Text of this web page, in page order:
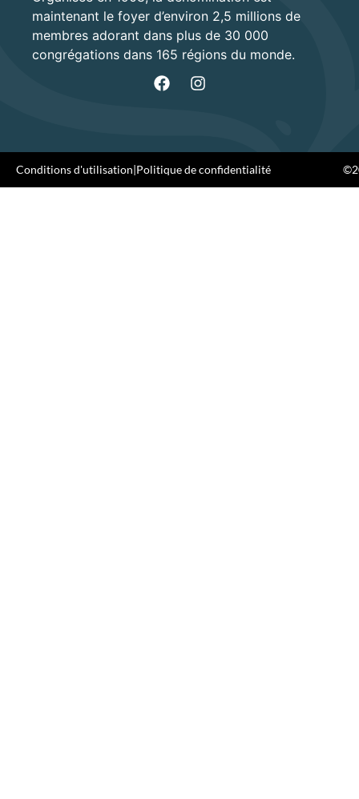
maintenant le foyer d’environ 2,5 millions de
membres adorant dans plus de 30 000
congrégations dans 165 régions du monde.
Conditions d'utilisation|Politique de confidentialité